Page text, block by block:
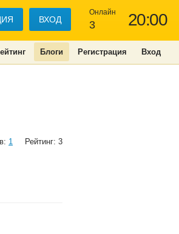
20:00
Онлайн
3
ВХОД
Блоги Регистрация Вход
1 Рейтинг: 3